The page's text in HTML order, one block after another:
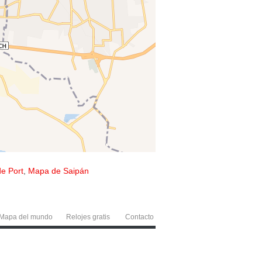
Port Mapa de Saipán
del mundo Relojes gratis Contacto